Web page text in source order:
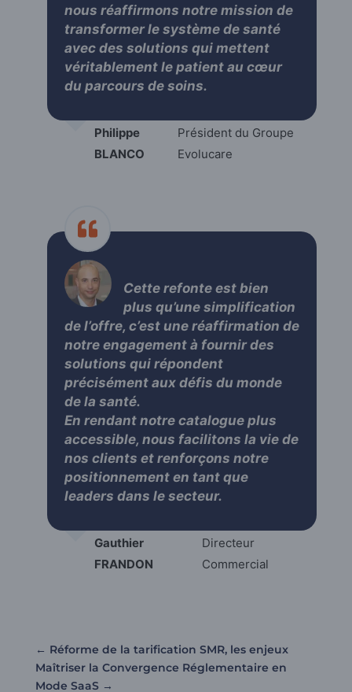
nous réaffirmons notre mission de
transformer le système de santé
avec des solutions qui mettent
véritablement le patient au cœur
du parcours de soins.
Philippe
BLANCO
Président du Groupe
Evolucare
Cette refonte est bien
plus qu’une simplification
de l’offre, c’est une réaffirmation de
notre engagement à fournir des
solutions qui répondent
précisément aux défis du monde
de la santé.
En rendant notre catalogue plus
accessible, nous facilitons la vie de
nos clients et renforçons notre
positionnement en tant que
leaders dans le secteur.
Gauthier
FRANDON
Directeur
Commercial
← Réforme de la tarification SMR, les enjeux
Maîtriser la Convergence Réglementaire en
Mode SaaS→